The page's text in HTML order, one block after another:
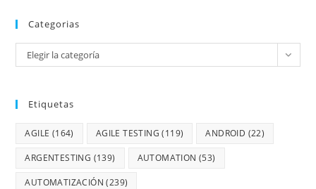
Categorias
Elegir la categoría
Etiquetas
AGILE (164) AGILE TESTING (119) ANDROID (22)
ARGENTESTING (139) AUTOMATION (53)
AUTOMATIZACIÓN (239)